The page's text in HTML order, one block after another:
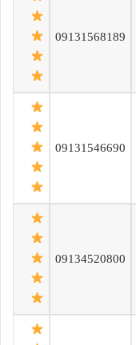
09131568189
09131546690
09134520800